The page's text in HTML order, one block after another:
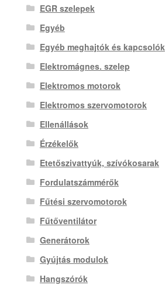
EGR szelepek
Egyéb
Egyéb meghajtók és kapcsolók
Elektromágnes. szelep
Elektromos motorok
Elektromos szervomotorok
Ellenállások
Érzékelők
Etetőszivattyúk, szívókosarak
Fordulatszámmérők
Fűtési szervomotorok
Fűtőventilátor
Generátorok
Gyújtás modulok
Hangszórók